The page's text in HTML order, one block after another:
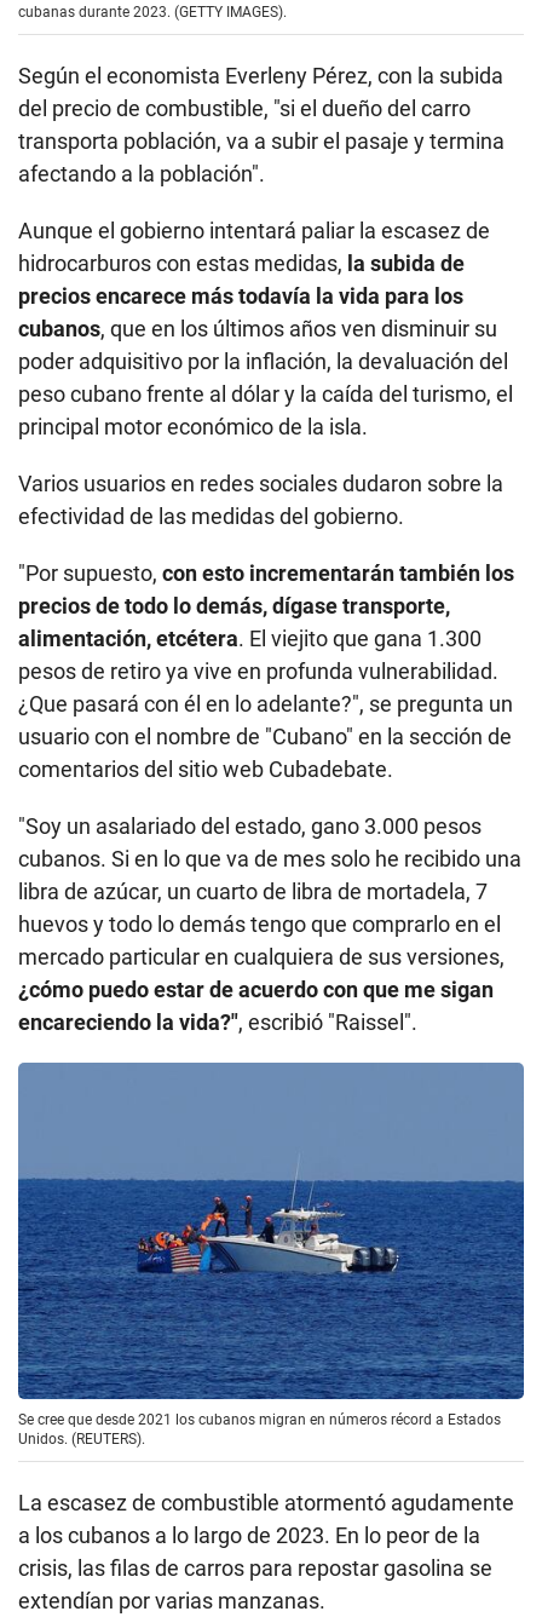
cubanas durante 2023. (GETTY IMAGES).
Según el economista Everleny Pérez, con la subida
del precio de combustible, "si el dueño del carro
transporta población, va a subir el pasaje y termina
afectando a la población".
Aunque el gobierno intentará paliar la escasez de
hidrocarburos con estas medidas, la subida de
precios encarece más todavía la vida para los
cubanos, que en los últimos años ven disminuir su
poder adquisitivo por la inflación, la devaluación del
peso cubano frente al dólar y la caída del turismo, el
principal motor económico de la isla.
Varios usuarios en redes sociales dudaron sobre la
efectividad de las medidas del gobierno.
"Por supuesto, con esto incrementarán también los
precios de todo lo demás, dígase transporte,
alimentación, etcétera. El viejito que gana 1.300
pesos de retiro ya vive en profunda vulnerabilidad.
¿Que pasará con él en lo adelante?", se pregunta un
usuario con el nombre de "Cubano" en la sección de
comentarios del sitio web Cubadebate.
"Soy un asalariado del estado, gano 3.000 pesos
cubanos. Si en lo que va de mes solo he recibido una
libra de azúcar, un cuarto de libra de mortadela, 7
huevos y todo lo demás tengo que comprarlo en el
mercado particular en cualquiera de sus versiones,
¿cómo puedo estar de acuerdo con que me sigan
encareciendo la vida?", escribió "Raissel".
Se cree que desde 2021 los cubanos migran en números récord a Estados
Unidos. (REUTERS).
La escasez de combustible atormentó agudamente
a los cubanos a lo largo de 2023. En lo peor de la
crisis, las filas de carros para repostar gasolina se
extendían por varias manzanas.